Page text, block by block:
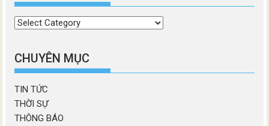
Chọn
mục
CHUYÊN MỤC
TIN TỨC
THỜI SỰ
THÔNG BÁO